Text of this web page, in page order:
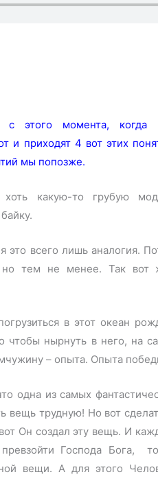
этого момента, когда
и приходят 4 вот этих
мы попозже.
какую-то грубую
это всего лишь аналогия.
тем не менее. Так вот
в этот океан
чтобы нырнуть в него, на
– опыта. Опыта
одна из самых
вещь трудную! Но вот
Он создал эту вещь. И
Господа Бога,
вещи. А для этого